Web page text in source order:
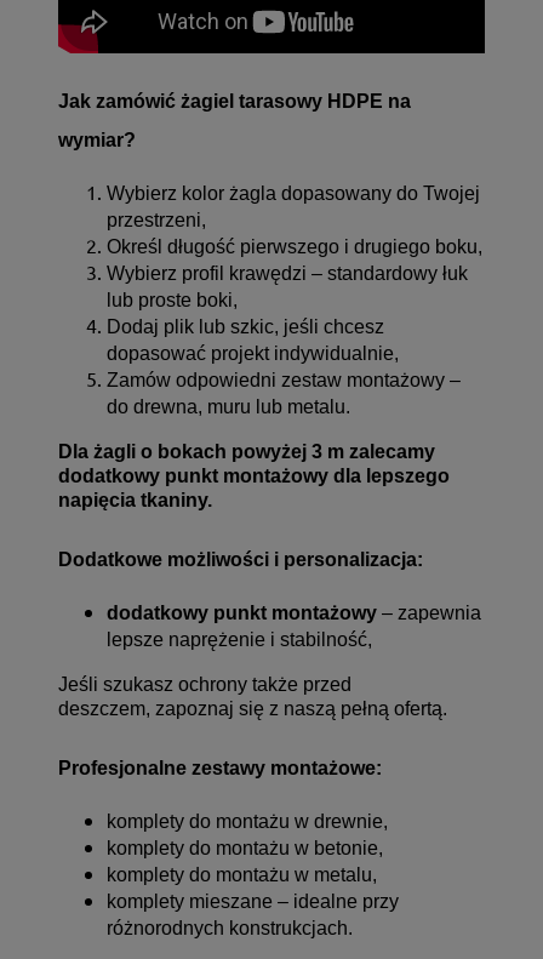
Jak zamówić żagiel tarasowy HDPE na
wymiar?
Wybierz kolor żagla dopasowany do Twojej
przestrzeni,
Określ długość pierwszego i drugiego boku,
Wybierz profil krawędzi – standardowy łuk
lub proste boki,
Dodaj plik lub szkic, jeśli chcesz
dopasować projekt indywidualnie,
Zamów odpowiedni zestaw montażowy –
do drewna, muru lub metalu.
Dla żagli o bokach powyżej 3 m zalecamy
dodatkowy punkt montażowy dla lepszego
napięcia tkaniny.
Dodatkowe możliwości i personalizacja:
dodatkowy punkt montażowy – zapewnia
lepsze naprężenie i stabilność,
Jeśli szukasz ochrony także przed
deszczem, zapoznaj się z naszą pełną ofertą.
Profesjonalne zestawy montażowe:
komplety do montażu w drewnie,
komplety do montażu w betonie,
komplety do montażu w metalu,
komplety mieszane – idealne przy
różnorodnych konstrukcjach.